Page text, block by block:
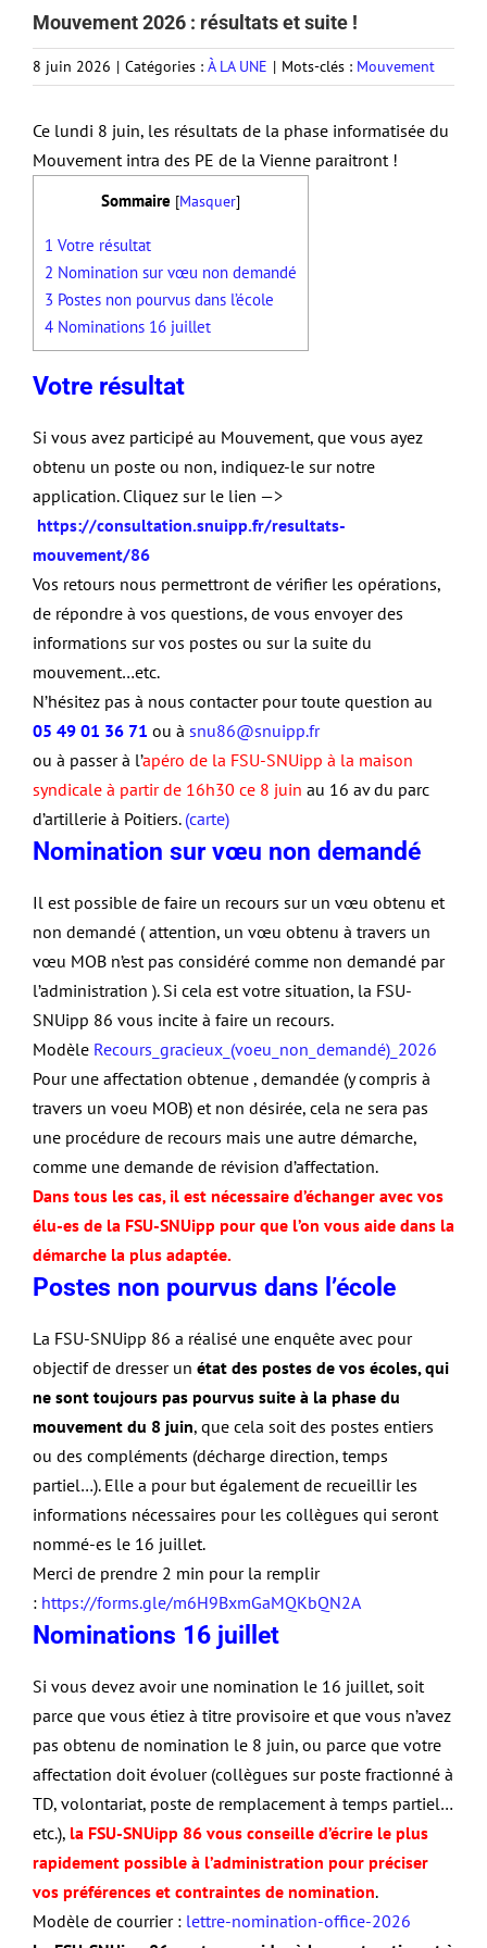
Mouvement 2026 : résultats et suite !
8 juin 2026 | Catégories : À LA UNE | Mots-clés : Mouvement
Ce lundi 8 juin, les résultats de la phase informatisée du
Mouvement intra des PE de la Vienne paraitront !
Sommaire [Masquer]
1 Votre résultat
2 Nomination sur vœu non demandé
3 Postes non pourvus dans l’école
4 Nominations 16 juillet
Votre résultat
Si vous avez participé au Mouvement, que vous ayez
obtenu un poste ou non, indiquez-le sur notre
application. Cliquez sur le lien —>
https://consultation.snuipp.fr/resultats-
mouvement/86
Vos retours nous permettront de vérifier les opérations,
de répondre à vos questions, de vous envoyer des
informations sur vos postes ou sur la suite du
mouvement…etc.
N’hésitez pas à nous contacter pour toute question au
05 49 01 36 71 ou à snu86@snuipp.fr
ou à passer à l’apéro de la FSU-SNUipp à la maison
syndicale à partir de 16h30 ce 8 juin au 16 av du parc
d’artillerie à Poitiers. (carte)
Nomination sur vœu non demandé
Il est possible de faire un recours sur un vœu obtenu et
non demandé ( attention, un vœu obtenu à travers un
vœu MOB n’est pas considéré comme non demandé par
l’administration ). Si cela est votre situation, la FSU-
SNUipp 86 vous incite à faire un recours.
Modèle Recours_gracieux_(voeu_non_demandé)_2026
Pour une affectation obtenue , demandée (y compris à
travers un voeu MOB) et non désirée, cela ne sera pas
une procédure de recours mais une autre démarche,
comme une demande de révision d’affectation.
Dans tous les cas, il est nécessaire d’échanger avec vos
élu-es de la FSU-SNUipp pour que l’on vous aide dans la
démarche la plus adaptée.
Postes non pourvus dans l’école
La FSU-SNUipp 86 a réalisé une enquête avec pour
objectif de dresser un état des postes de vos écoles, qui
ne sont toujours pas pourvus suite à la phase du
mouvement du 8 juin, que cela soit des postes entiers
ou des compléments (décharge direction, temps
partiel…). Elle a pour but également de recueillir les
informations nécessaires pour les collègues qui seront
nommé-es le 16 juillet.
Merci de prendre 2 min pour la remplir
: https://forms.gle/m6H9BxmGaMQKbQN2A
Nominations 16 juillet
Si vous devez avoir une nomination le 16 juillet, soit
parce que vous étiez à titre provisoire et que vous n’avez
pas obtenu de nomination le 8 juin, ou parce que votre
affectation doit évoluer (collègues sur poste fractionné à
TD, volontariat, poste de remplacement à temps partiel…
etc.), la FSU-SNUipp 86 vous conseille d’écrire le plus
rapidement possible à l’administration pour préciser
vos préférences et contraintes de nomination.
Modèle de courrier : lettre-nomination-office-2026